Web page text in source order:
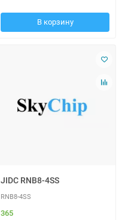
В корзину
JIDC RNB8-4SS
RNB8-4SS
365